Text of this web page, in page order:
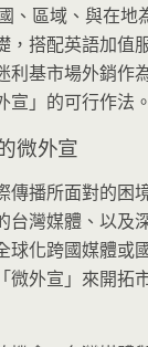
、區域、與在地
，搭配英語加值
利基市場外銷作
宣」的可行作法。
微外宣
傳播所面對的困
台灣媒體、以及
球化跨國媒體或
微外宣」來開拓